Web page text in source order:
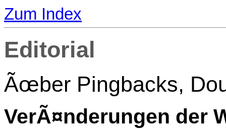
Zum Index
Editorial
Ãœber Pingbacks,
VerÃ¤nderungen der